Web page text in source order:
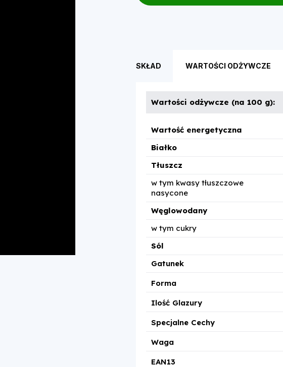
SKŁAD WARTOŚCI ODŻYWCZE
Wartości odżywcze (na 100 g):
Wartość energetyczna
Białko
Tłuszcz
w tym kwasy tłuszczowe
nasycone
Węglowodany
w tym cukry
Sól
Gatunek
Forma
Ilość Glazury
Specjalne Cechy
Waga
EAN13